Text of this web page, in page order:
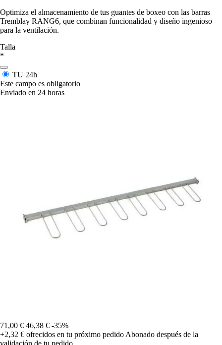
Optimiza el almacenamiento de tus guantes de boxeo con las barras
Tremblay RANG6, que combinan funcionalidad y diseño ingenioso
para la ventilación.
Talla
*
TU 24h
Este campo es obligatorio
Enviado en 24 horas
71,00 € 46,38 € -35%
+2,32 € ofrecidos en tu próximo pedido Abonado después de la
validación de tu pedido